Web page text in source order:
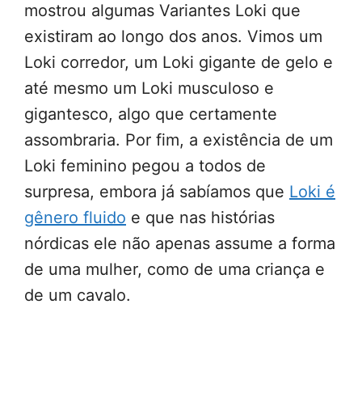
mostrou algumas Variantes Loki que
existiram ao longo dos anos. Vimos um
Loki corredor, um Loki gigante de gelo e
até mesmo um Loki musculoso e
gigantesco, algo que certamente
assombraria. Por fim, a existência de um
Loki feminino pegou a todos de
surpresa, embora já sabíamos que Loki é
gênero fluido e que nas histórias
nórdicas ele não apenas assume a forma
de uma mulher, como de uma criança e
de um cavalo.